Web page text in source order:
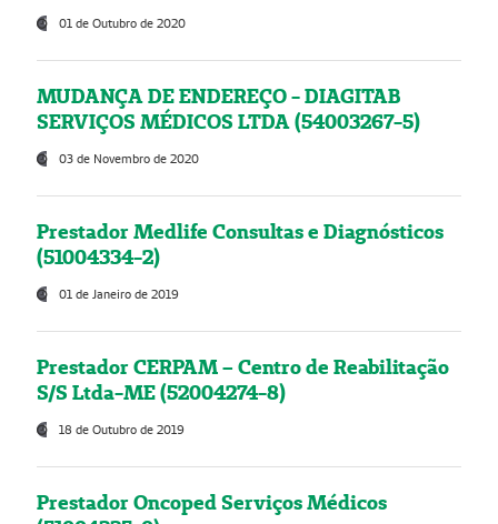
01 de Outubro de 2020
MUDANÇA DE ENDEREÇO - DIAGITAB
SERVIÇOS MÉDICOS LTDA (54003267-5)
03 de Novembro de 2020
Prestador Medlife Consultas e Diagnósticos
(51004334-2)
01 de Janeiro de 2019
Prestador CERPAM – Centro de Reabilitação
S/S Ltda-ME (52004274-8)
18 de Outubro de 2019
Prestador Oncoped Serviços Médicos